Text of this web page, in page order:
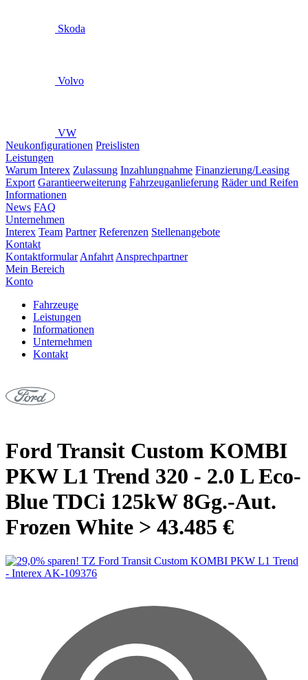
Skoda
Volvo
VW
Neukonfigurationen Preislisten
Leistungen
Warum Interex Zulassung Inzahlungnahme Finanzierung/Leasing
Export Garantieerweiterung Fahrzeuganlieferung Räder und Reifen
Informationen
News FAQ
Unternehmen
Interex Team Partner Referenzen Stellenangebote
Kontakt
Kontaktformular Anfahrt Ansprechpartner
Mein Bereich
Konto
Fahrzeuge
Leistungen
Informationen
Unternehmen
Kontakt
Ford Transit Custom KOMBI
PKW L1 Trend 320 - 2.0 L Eco-
Blue TDCi 125kW 8Gg.-Aut.
Frozen White > 43.485 €